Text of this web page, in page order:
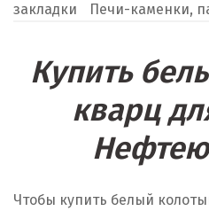
закладки
Печи-каменки,
Купить
кварц
Чтобы купить белый